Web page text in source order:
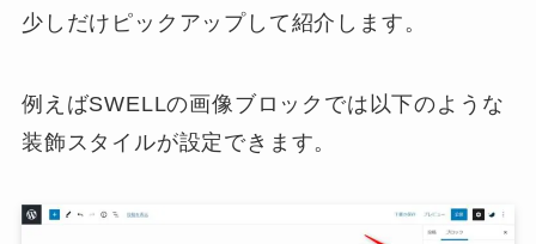
少しだけピックアップして紹介します。
例えばSWELLの画像ブロックでは以下のような
装飾スタイルが設定できます。